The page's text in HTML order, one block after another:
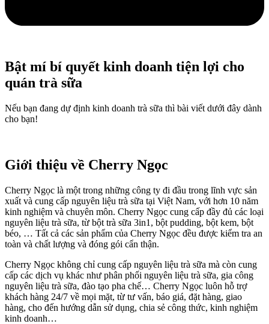
Bật mí bí quyết kinh doanh tiện lợi cho
quán trà sữa
Nếu bạn đang dự định kinh doanh trà sữa thì bài viết dưới đây dành
cho bạn!
Giới thiệu về Cherry Ngọc
Cherry Ngọc là một trong những công ty đi đầu trong lĩnh vực sản
xuất và cung cấp nguyên liệu trà sữa tại Việt Nam, với hơn 10 năm
kinh nghiệm và chuyên môn. Cherry Ngọc cung cấp đầy đủ các loại
nguyên liệu trà sữa, từ bột trà sữa 3in1, bột pudding, bột kem, bột
béo, … Tất cả các sản phẩm của Cherry Ngọc đều được kiểm tra an
toàn và chất lượng và đóng gói cẩn thận.
Cherry Ngọc không chỉ cung cấp nguyên liệu trà sữa mà còn cung
cấp các dịch vụ khác như phân phối nguyên liệu trà sữa, gia công
nguyên liệu trà sữa, đào tạo pha chế… Cherry Ngọc luôn hỗ trợ
khách hàng 24/7 về mọi mặt, từ tư vấn, báo giá, đặt hàng, giao
hàng, cho đến hướng dẫn sử dụng, chia sẻ công thức, kinh nghiệm
kinh doanh…